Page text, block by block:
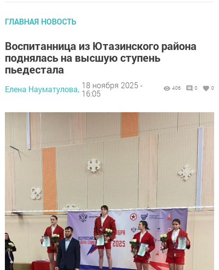
ГЛАВНАЯ НОВОСТЬ
Воспитанница из Ютазинского района
поднялась на высшую ступень
пьедестала
Елена Науматулова, 18 ноября 2025 -
16:05
406 0 0